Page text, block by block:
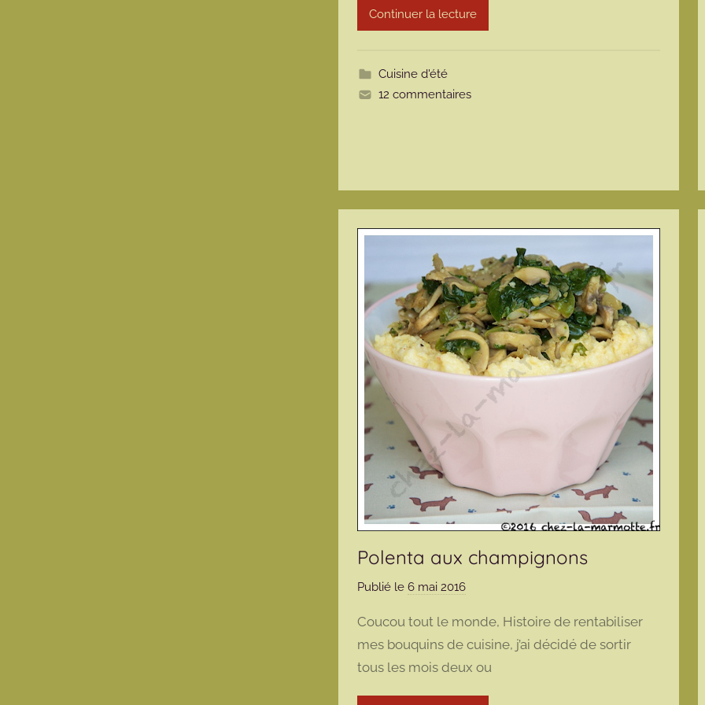
o
Continuer la lecture
Cuisine d'été
12 commentaires
Polenta aux champignons
Publié le 6 mai 2016p
r
m
a
Coucou tout le monde, Histoire de rentabiliser
mes bouquins de cuisine, j’ai décidé de sortir
tous les mois deux ou